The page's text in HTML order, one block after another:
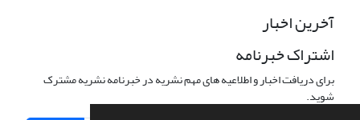
آخرین اخبار
اشتراک خبرنامه
برای دریافت اخبار و اطلاعیه های مهم نشریه در خبرنامه نشریه مشترک
شوید.